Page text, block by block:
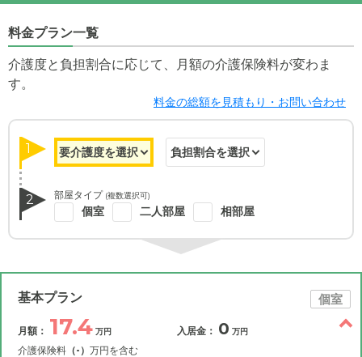
料金プラン一覧
介護度と負担割合に応じて、月額の介護保険料が変わま
す。
料金の総額を見積もり・お問い合わせ
1
2 部屋タイプ (複数選択可)
個室 二人部屋 相部屋
基本プラン 個室
月額： 17.4 万円
介護保険料 （-） 万円を含む
入居金： 0 万円